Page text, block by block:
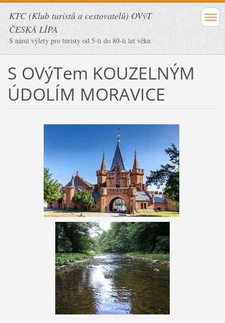
KTC (Klub turistů a cestovatelů) OVýT
ČESKÁ LÍPA
S námi výlety pro turisty od 5-ti do 80-ti let věku
S OVýTem KOUZELNÝM
ÚDOLÍM MORAVICE